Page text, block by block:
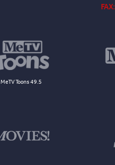
FAX:
MeTV Toons 49.5